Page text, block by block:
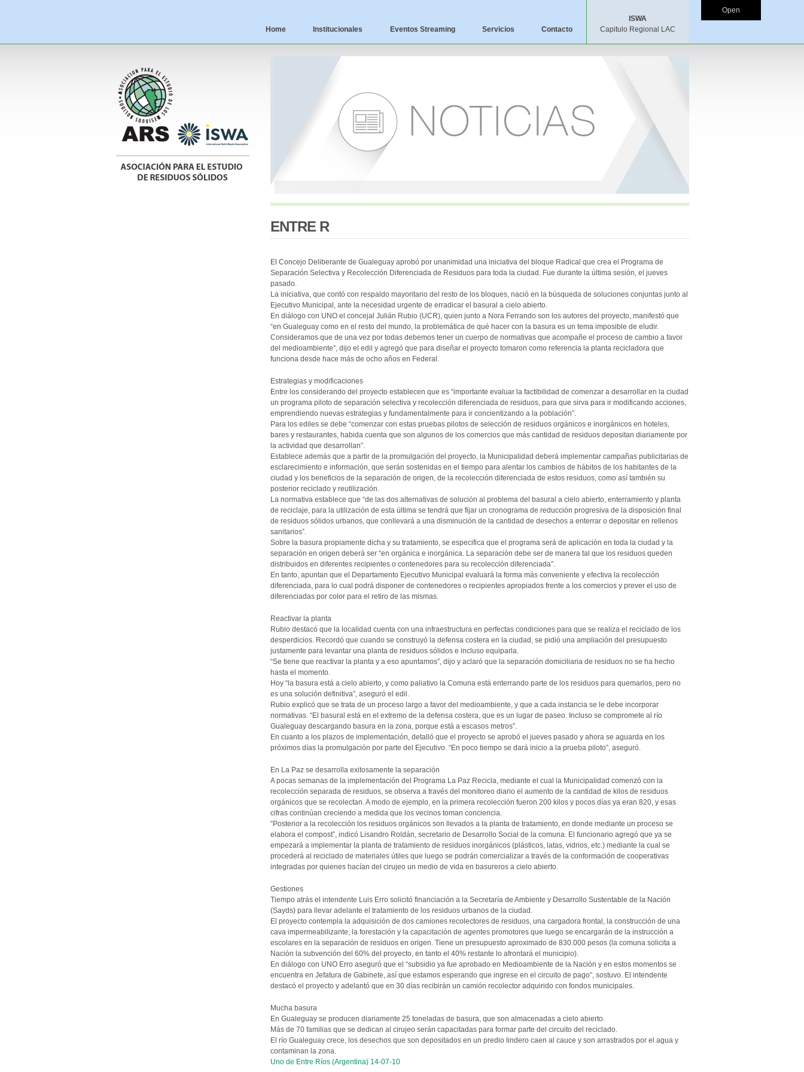
Home Institucionales Eventos Streaming Servicios Contacto
ISWA
Capitulo Regional LAC
ENTRE R
El Concejo Deliberante de Gualeguay aprobó por unanimidad una iniciativa del bloque Radical que crea el Programa de
Separación Selectiva y Recolección Diferenciada de Residuos para toda la ciudad. Fue durante la última sesión, el jueves
pasado.
La iniciativa, que contó con respaldo mayoritario del resto de los bloques, nació en la búsqueda de soluciones conjuntas junto al
Ejecutivo Municipal, ante la necesidad urgente de erradicar el basural a cielo abierto.
En diálogo con UNO el concejal Julián Rubio (UCR), quien junto a Nora Ferrando son los autores del proyecto, manifestó que
“en Gualeguay como en el resto del mundo, la problemática de qué hacer con la basura es un tema imposible de eludir.
Consideramos que de una vez por todas debemos tener un cuerpo de normativas que acompañe el proceso de cambio a favor
del medioambiente”, dijo el edil y agregó que para diseñar el proyecto tomaron como referencia la planta recicladora que
funciona desde hace más de ocho años en Federal.
Estrategias y modificaciones
Entre los considerando del proyecto establecen que es “importante evaluar la factibilidad de comenzar a desarrollar en la ciudad
un programa piloto de separación selectiva y recolección diferenciada de residuos, para que sirva para ir modificando acciones,
emprendiendo nuevas estrategias y fundamentalmente para ir concientizando a la población”.
Para los ediles se debe “comenzar con estas pruebas pilotos de selección de residuos orgánicos e inorgánicos en hoteles,
bares y restaurantes, habida cuenta que son algunos de los comercios que más cantidad de residuos depositan diariamente por
la actividad que desarrollan”.
Establece además que a partir de la promulgación del proyecto, la Municipalidad deberá implementar campañas publicitarias de
esclarecimiento e información, que serán sostenidas en el tiempo para alentar los cambios de hábitos de los habitantes de la
ciudad y los beneficios de la separación de origen, de la recolección diferenciada de estos residuos, como así también su
posterior reciclado y reutilización.
La normativa establece que “de las dos alternativas de solución al problema del basural a cielo abierto, enterramiento y planta
de reciclaje, para la utilización de esta última se tendrá que fijar un cronograma de reducción progresiva de la disposición final
de residuos sólidos urbanos, que conllevará a una disminución de la cantidad de desechos a enterrar o depositar en rellenos
sanitarios”.
Sobre la basura propiamente dicha y su tratamiento, se especifica que el programa será de aplicación en toda la ciudad y la
separación en origen deberá ser “en orgánica e inorgánica. La separación debe ser de manera tal que los residuos queden
distribuidos en diferentes recipientes o contenedores para su recolección diferenciada”.
En tanto, apuntan que el Departamento Ejecutivo Municipal evaluará la forma más conveniente y efectiva la recolección
diferenciada, para lo cual podrá disponer de contenedores o recipientes apropiados frente a los comercios y prever el uso de
diferenciadas por color para el retiro de las mismas.
Reactivar la planta
Rubio destacó que la localidad cuenta con una infraestructura en perfectas condiciones para que se realiza el reciclado de los
desperdicios. Recordó que cuando se construyó la defensa costera en la ciudad, se pidió una ampliación del presupuesto
justamente para levantar una planta de residuos sólidos e incluso equiparla.
“Se tiene que reactivar la planta y a eso apuntamos”, dijo y aclaró que la separación domiciliaria de residuos no se ha hecho
hasta el momento.
Hoy “la basura está a cielo abierto, y como paliativo la Comuna está enterrando parte de los residuos para quemarlos, pero no
es una solución definitiva”, aseguró el edil.
Rubio explicó que se trata de un proceso largo a favor del medioambiente, y que a cada instancia se le debe incorporar
normativas. “El basural está en el extremo de la defensa costera, que es un lugar de paseo. Incluso se compromete al río
Gualeguay descargando basura en la zona, porque está a escasos metros”.
En cuanto a los plazos de implementación, detalló que el proyecto se aprobó el jueves pasado y ahora se aguarda en los
próximos días la promulgación por parte del Ejecutivo. “En poco tiempo se dará inicio a la prueba piloto”, aseguró.
En La Paz se desarrolla exitosamente la separación
A pocas semanas de la implementación del Programa La Paz Recicla, mediante el cual la Municipalidad comenzó con la
recolección separada de residuos, se observa a través del monitoreo diario el aumento de la cantidad de kilos de residuos
orgánicos que se recolectan. A modo de ejemplo, en la primera recolección fueron 200 kilos y pocos días ya eran 820, y esas
cifras continúan creciendo a medida que los vecinos toman conciencia.
“Posterior a la recolección los residuos orgánicos son llevados a la planta de tratamiento, en donde mediante un proceso se
elabora el compost”, indicó Lisandro Roldán, secretario de Desarrollo Social de la comuna. El funcionario agregó que ya se
empezará a implementar la planta de tratamiento de residuos inorgánicos (plásticos, latas, vidrios, etc.) mediante la cual se
procederá al reciclado de materiales útiles que luego se podrán comercializar a través de la conformación de cooperativas
integradas por quienes hacían del cirujeo un medio de vida en basureros a cielo abierto.
Gestiones
Tiempo atrás el intendente Luis Erro solicitó financiación a la Secretaría de Ambiente y Desarrollo Sustentable de la Nación
(Sayds) para llevar adelante el tratamiento de los residuos urbanos de la ciudad.
El proyecto contempla la adquisición de dos camiones recolectores de residuos, una cargadora frontal, la construcción de una
cava impermeabilizante, la forestación y la capacitación de agentes promotores que luego se encargarán de la instrucción a
escolares en la separación de residuos en origen. Tiene un presupuesto aproximado de 830.000 pesos (la comuna solicita a
Nación la subvención del 60% del proyecto, en tanto el 40% restante lo afrontará el municipio).
En diálogo con UNO Erro aseguró que el “subsidio ya fue aprobado en Medioambiente de la Nación y en estos momentos se
encuentra en Jefatura de Gabinete, así que estamos esperando que ingrese en el circuito de pago”, sostuvo. El intendente
destacó el proyecto y adelantó que en 30 días recibirán un camión recolector adquirido con fondos municipales.
Mucha basura
En Gualeguay se producen diariamente 25 toneladas de basura, que son almacenadas a cielo abierto.
Más de 70 familias que se dedican al cirujeo serán capacitadas para formar parte del circuito del reciclado.
El río Gualeguay crece, los desechos que son depositados en un predio lindero caen al cauce y son arrastrados por el agua y
contaminan la zona.
Uno de Entre Ríos (Argentina) 14-07-10
Open